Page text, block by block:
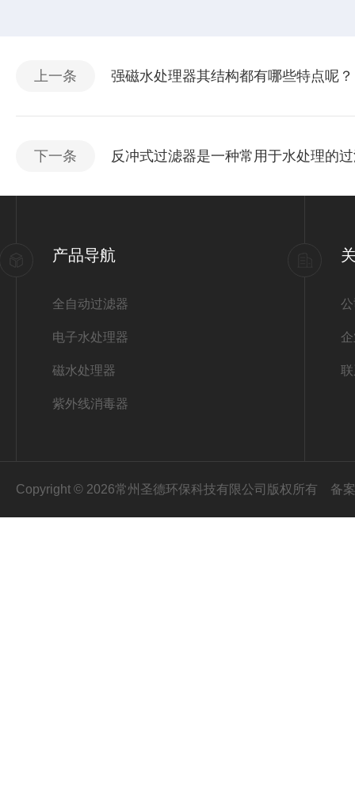
上一条 强磁水处理器其结构都有哪些特点呢？
下一条 反冲式过滤器是一种常用于水处理的
产品导航
全自动过滤器
电子水处理器
磁水处理器
紫外线消毒器
Copyright © 2026常州圣德环保科技有限公司版权所有 备